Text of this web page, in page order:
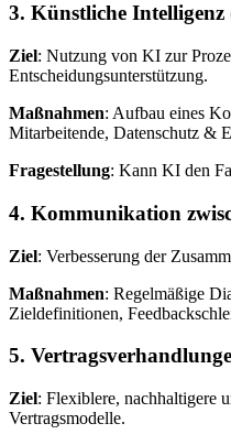
3. Künstliche
Ziel: Nutzung von KI zur
Entscheidungsunterstützung.
Maßnahmen: Aufbau eines
Mitarbeitende, Datenschutz &
Fragestellung: Kann KI den
4. Kommunikation
Ziel: Verbesserung der
Maßnahmen: Regelmäßige
Zieldefinitionen,
5.
Ziel: Flexiblere, nachhaltigere
Vertragsmodelle.